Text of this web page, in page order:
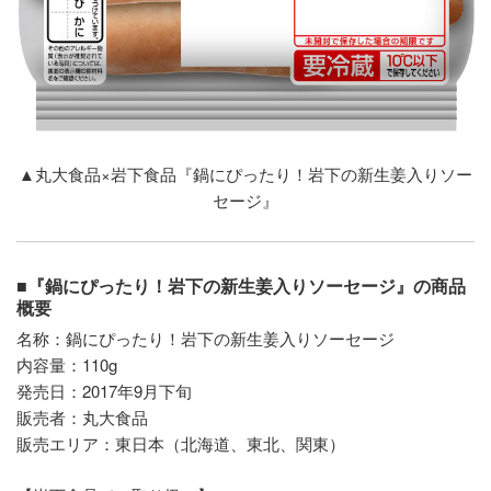
▲丸大食品×岩下食品『鍋にぴったり！岩下の新生姜入りソー
セージ』
■『鍋にぴったり！岩下の新生姜入りソーセージ』の商品
概要
名称：鍋にぴったり！岩下の新生姜入りソーセージ
内容量：110g
発売日：2017年9月下旬
販売者：丸大食品
販売エリア：東日本（北海道、東北、関東）